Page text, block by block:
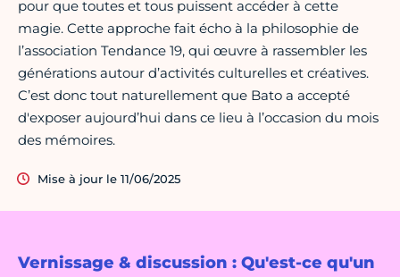
Vernissage & discussion : Qu'est-ce qu'un
pour que toutes et tous puissent accéder à cette
magie. Cette approche fait écho à la philosophie de
l’association Tendance 19, qui œuvre à rassembler les
générations autour d’activités culturelles et créatives.
C’est donc tout naturellement que Bato a accepté
d'exposer aujourd’hui dans ce lieu à l’occasion du mois
des mémoires.
Mise à jour le 11/06/2025